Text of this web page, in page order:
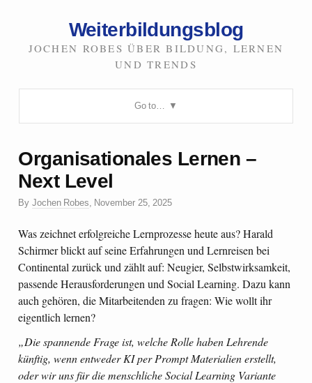
Weiterbildungsblog
JOCHEN ROBES ÜBER BILDUNG, LERNEN
UND TRENDS
Go to…
Organisationales Lernen –
Next Level
By Jochen Robes, November 25, 2025
Was zeichnet erfolgreiche Lernprozesse heute aus? Harald
Schirmer blickt auf seine Erfahrungen und Lernreisen bei
Continental zurück und zählt auf: Neugier, Selbstwirksamkeit,
passende Herausforderungen und Social Learning. Dazu kann
auch gehören, die Mitarbeitenden zu fragen: Wie wollt ihr
eigentlich lernen?
„Die spannende Frage ist, welche Rolle haben Lehrende
künftig, wenn entweder KI per Prompt Materialien erstellt,
oder wir uns für die menschliche Social Learning Variante